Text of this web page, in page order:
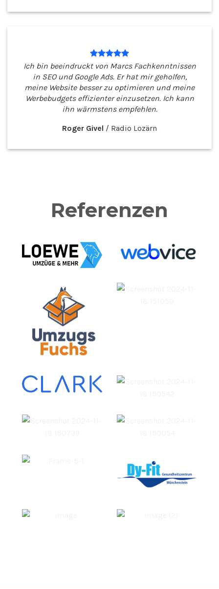
Ich bin beeindruckt von Marcs Fachkenntnissen
in SEO und Google Ads. Er hat mir geholfen,
meine Website besser zu optimieren und meine
Werbebudgets effizienter einzusetzen. Ich kann
ihn wärmstens empfehlen.
Roger Givel / Radio Lozärn
Referenzen